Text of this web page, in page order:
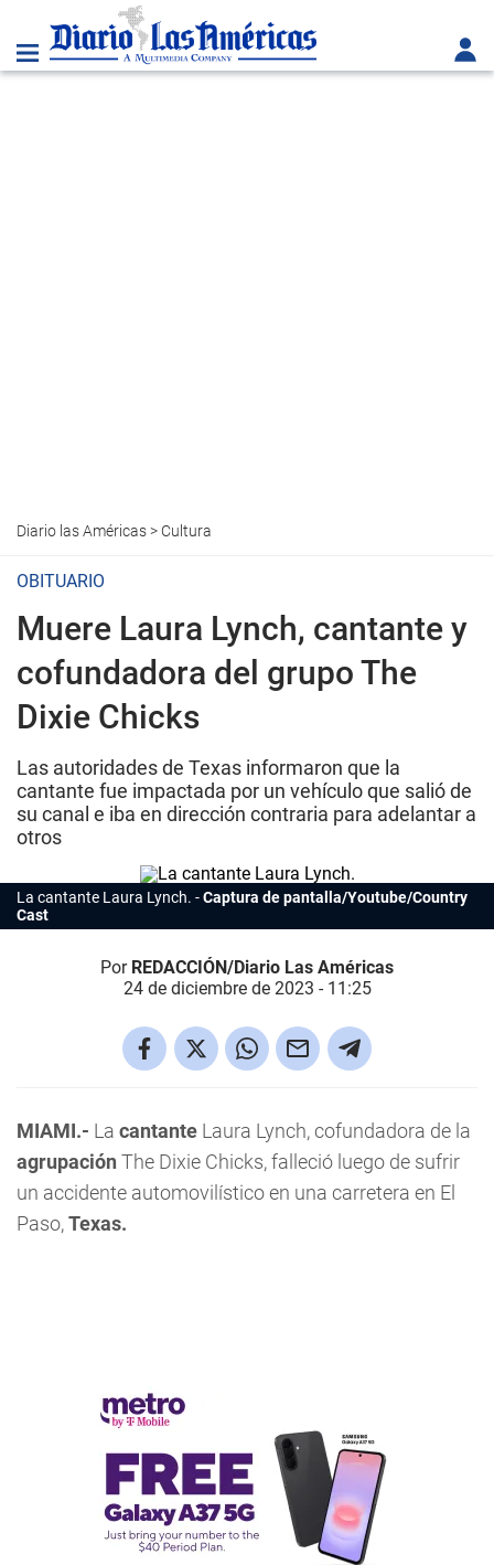
Diario las Américas> Cultura
OBITUARIO
Muere Laura Lynch, cantante y
cofundadora del grupo The
Dixie Chicks
Las autoridades de Texas informaron que la
cantante fue impactada por un vehículo que salió de
su canal e iba en dirección contraria para adelantar a
otros
La cantante Laura Lynch.
Captura de pantalla/Youtube/Country
Cast
Por REDACCIÓN/Diario Las Américas
24 de diciembre de 2023 - 11:25
MIAMI.- La cantante Laura Lynch, cofundadora de la
agrupación The Dixie Chicks, falleció luego de sufrir
un accidente automovilístico en una carretera en El
Paso,Texas.